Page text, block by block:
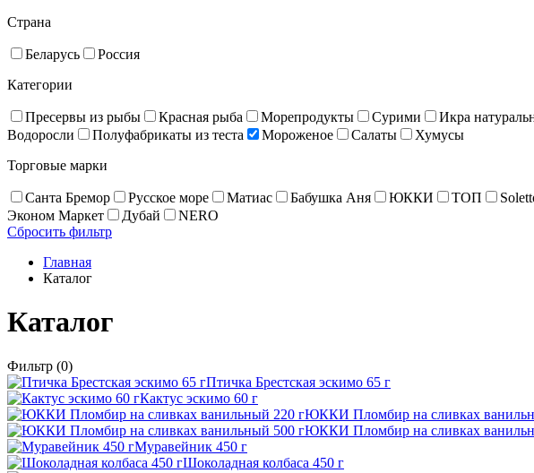
Страна
Беларусь
Россия
Категории
Пресервы из рыбы Красная рыба Море­про­дукты Сурими Икра
Водоросли
Полуфабрикаты из теста Мороженое Салаты
Хумусы
Торговые марки
Санта Бремор Русское море Матиас Бабушка Аня ЮККИ ТОП
Эконом Маркет
Дубай
NERO
Сбросить фильтр
Главная
Каталог
Каталог
Фильтр (0)
Птичка Брестская эскимо 65 г
Кактус эскимо 60 г
ЮККИ Пломбир на сливках
ЮККИ Пломбир на сливках
Муравейник 450 г
Шоколадная колбаса 450 г